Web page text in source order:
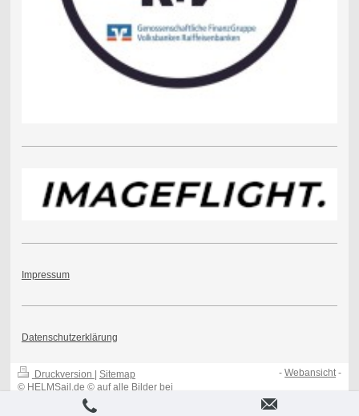
Impressum
Datenschutzerklärung
Druckversion | Sitemap
© HELMSail.de © auf alle Bilder bei
-Webansicht-